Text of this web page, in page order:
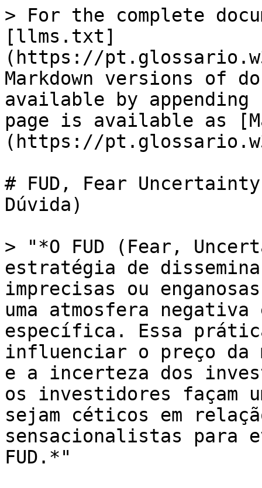
> For the complete
[llms.txt]
(https://
Markdown versions of
available by
page is available as
(https://
# FUD, Fear
Dúvida)
> "*O FUD (Fear,
estratégia de
imprecisas ou
uma atmosfera negativa
específica. Essa
influenciar o preço da
e a incerteza dos
os investidores façam
sejam céticos em
sensacionalistas para
FUD.*"